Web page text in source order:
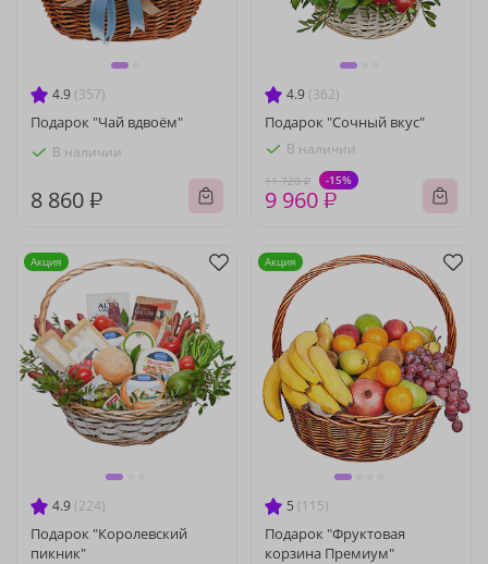
4.9 (357)
Подарок "Чай вдвоём"
В наличии
8 860 ₽
4.9 (362)
Подарок "Сочный вкус"
В наличии
11 720 ₽ -15%
9 960 ₽
4.9 (224)
Подарок "Королевский
пикник"
Акция
5 (115)
Подарок "Фруктовая
корзина Премиум"
Акция